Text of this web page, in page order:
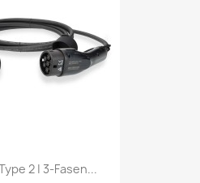
2 | 3-Fasen...